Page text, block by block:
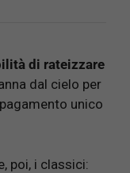
di rateizzare
dal cielo per
unico
poi, i classici: